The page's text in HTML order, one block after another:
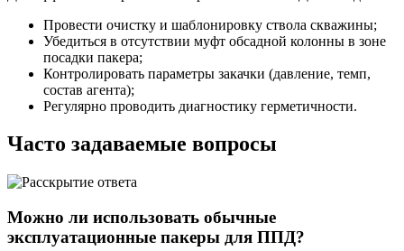
Провести очистку и шаблонировку ствола скважины;
Убедиться в отсутствии муфт обсадной колонны в зоне
посадки пакера;
Контролировать параметры закачки (давление, темп,
состав агента);
Регулярно проводить диагностику герметичности.
Часто задаваемые вопросы
Можно ли использовать обычные
эксплуатационные пакеры для ППД?